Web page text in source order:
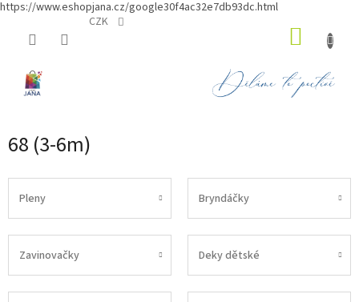
https://www.eshopjana.cz/google30f4ac32e7db93dc.html
CZK
68 (3-6m)
Pleny Bryndáčky
Zavinovačky Deky dětské